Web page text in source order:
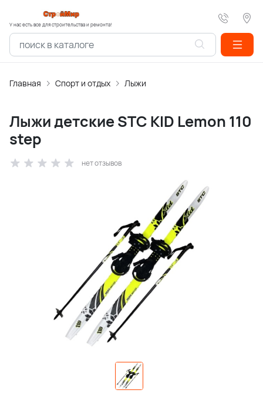
У нас есть все для строительства и ремонта!
Главная Спорт и отдых Лыжи
Лыжи детские STC KID Lemon 110
step
нет отзывов